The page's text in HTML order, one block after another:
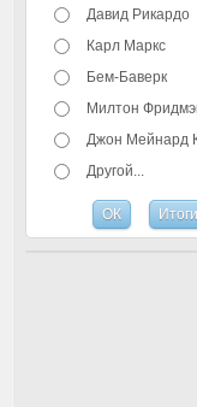
Давид Рикардо
Карл Маркс
Бем-Баверк
Милтон
Джон Мейнард
Другой...